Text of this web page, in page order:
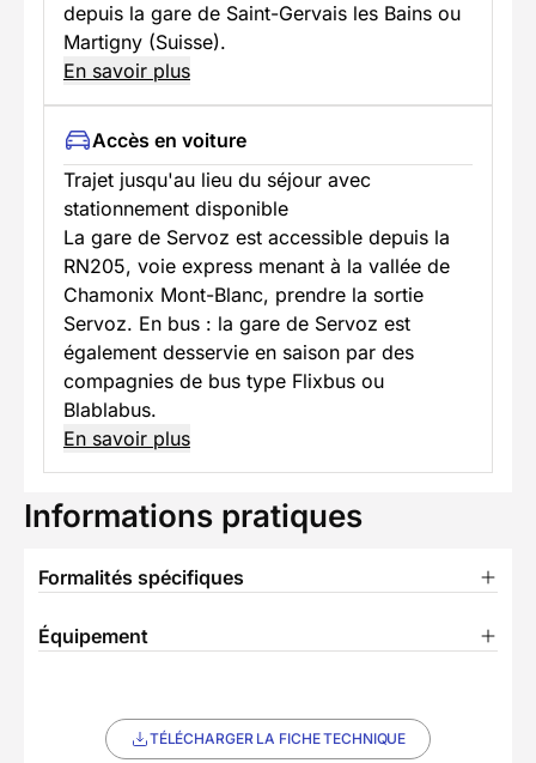
depuis la gare de Saint-Gervais les Bains ou
Martigny (Suisse).
En savoir plus
Accès en voiture
Trajet jusqu'au lieu du séjour avec
stationnement disponible
La gare de Servoz est accessible depuis la
RN205, voie express menant à la vallée de
Chamonix Mont-Blanc, prendre la sortie
Servoz. En bus : la gare de Servoz est
également desservie en saison par des
compagnies de bus type Flixbus ou
Blablabus.
En savoir plus
Informations pratiques
Formalités spécifiques
Équipement
TÉLÉCHARGER LA FICHE TECHNIQUE